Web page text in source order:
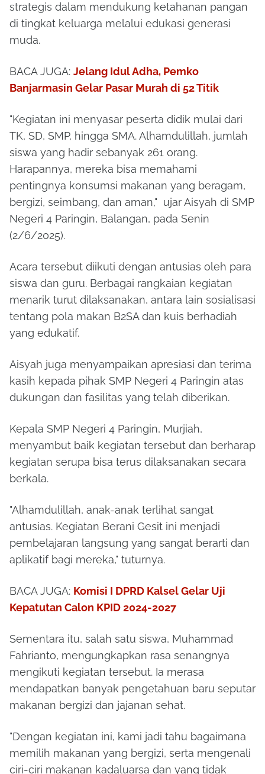
strategis dalam mendukung ketahanan pangan
di tingkat keluarga melalui edukasi generasi
muda.
BACA JUGA: Jelang Idul Adha, Pemko
Banjarmasin Gelar Pasar Murah di 52 Titik
"Kegiatan ini menyasar peserta didik mulai dari
TK, SD, SMP, hingga SMA. Alhamdulillah, jumlah
siswa yang hadir sebanyak 261 orang.
Harapannya, mereka bisa memahami
pentingnya konsumsi makanan yang beragam,
bergizi, seimbang, dan aman," ujar Aisyah di SMP
Negeri 4 Paringin, Balangan, pada Senin
(2/6/2025).
Acara tersebut diikuti dengan antusias oleh para
siswa dan guru. Berbagai rangkaian kegiatan
menarik turut dilaksanakan, antara lain sosialisasi
tentang pola makan B2SA dan kuis berhadiah
yang edukatif.
Aisyah juga menyampaikan apresiasi dan terima
kasih kepada pihak SMP Negeri 4 Paringin atas
dukungan dan fasilitas yang telah diberikan.
Kepala SMP Negeri 4 Paringin, Murjiah,
menyambut baik kegiatan tersebut dan berharap
kegiatan serupa bisa terus dilaksanakan secara
berkala.
"Alhamdulillah, anak-anak terlihat sangat
antusias. Kegiatan Berani Gesit ini menjadi
pembelajaran langsung yang sangat berarti dan
aplikatif bagi mereka," tuturnya.
BACA JUGA: Komisi I DPRD Kalsel Gelar Uji
Kepatutan Calon KPID 2024-2027
Sementara itu, salah satu siswa, Muhammad
Fahrianto, mengungkapkan rasa senangnya
mengikuti kegiatan tersebut. Ia merasa
mendapatkan banyak pengetahuan baru seputar
makanan bergizi dan jajanan sehat.
"Dengan kegiatan ini, kami jadi tahu bagaimana
memilih makanan yang bergizi, serta mengenali
ciri-ciri makanan kadaluarsa dan yang tidak